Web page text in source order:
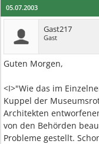
05.07.2003
Gast217
Gast
Guten Morgen,
<I>"Wie das im
Kuppel der
Architekten
von den Behörden
Probleme gestellt.